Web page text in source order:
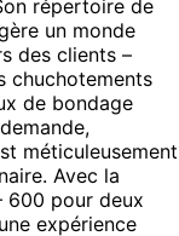
répertoire de
un monde
des clients –
chuchotements
de bondage
méticuleusement
Avec la
600 pour deux
expérience